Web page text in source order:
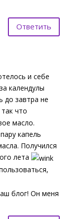
Ответить
и себе
календулы
до завтра не
что
масло.
капель
Получился
лета
блог! Он меня